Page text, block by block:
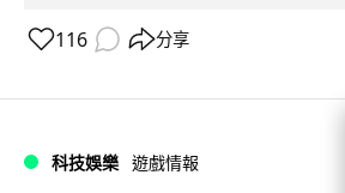
116 分享
科技娛樂 遊戲情報